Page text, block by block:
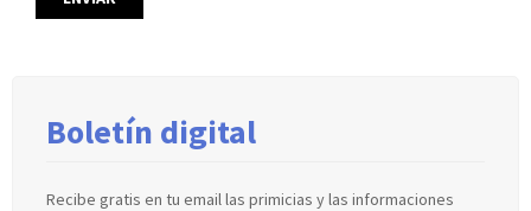
Boletín digital
Recibe gratis en tu email las primicias y las informaciones